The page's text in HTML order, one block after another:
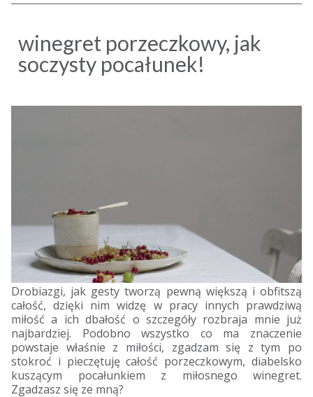
winegret porzeczkowy, jak
soczysty pocałunek!
Drobiazgi, jak gesty tworzą pewną większą i obfitszą
całość, dzięki nim widzę w pracy innych prawdziwą
miłość a ich dbałość o szczegóły rozbraja mnie już
najbardziej. Podobno wszystko co ma znaczenie
powstaje właśnie z miłości, zgadzam się z tym po
stokroć i pieczętuję całość porzeczkowym, diabelsko
kuszącym pocałunkiem z miłosnego winegret.
Zgadzasz się ze mną?